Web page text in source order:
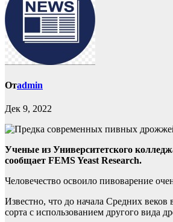
Отadmin
Дек 9, 2022
Ученые из Университетского
сообщает FEMS Yeast Research.
Человечество освоило пивоварение
Известно, что до начала Средних
сорта с использованием другого вида